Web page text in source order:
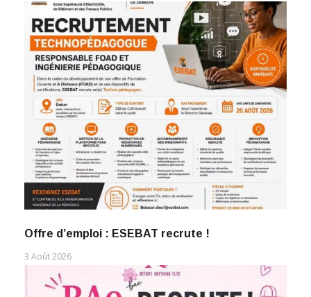
Offre d’emploi : ESEBAT recrute !
3 Août 2026